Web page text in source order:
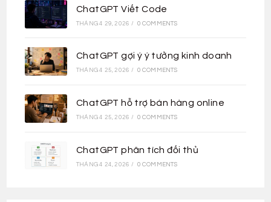
ChatGPT Viết Code
THÁNG 4 29, 2026 / 0 COMMENTS
ChatGPT gợi ý ý tưởng kinh doanh
THÁNG 4 25, 2026 / 0 COMMENTS
ChatGPT hỗ trợ bán hàng online
THÁNG 4 25, 2026 / 0 COMMENTS
ChatGPT phân tích đối thủ
THÁNG 4 24, 2026 / 0 COMMENTS